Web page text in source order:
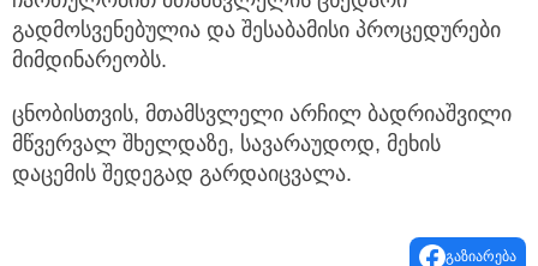
გადმოსვენებულია და შესაბამისი პროცედურები
მიმდინარეობს.
ცნობისთვის, მთამსვლელი არჩილ ბადრიაშვილი
მწვერვალ შხელდაზე, სავარაუდოდ, მეხის
დაცემის შედეგად გარდაიცვალა.
გაზიარება